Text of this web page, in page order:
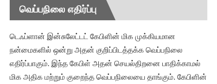
வெப்பநிலை எதிர்ப்பு
டெஃப்ளான் இன்சுலேட்டட் கேபிளின் மிக முக்கியமான
நன்மைகளில் ஒன்று அதன் குறிப்பிடத்தக்க வெப்பநிலை
எதிர்ப்பாகும். இந்த கேபிள் அதன் செயல்திறனை பாதிக்காமல்
மிக அதிக மற்றும் குறைந்த வெப்பநிலையை தாங்கும். கேபிளின்